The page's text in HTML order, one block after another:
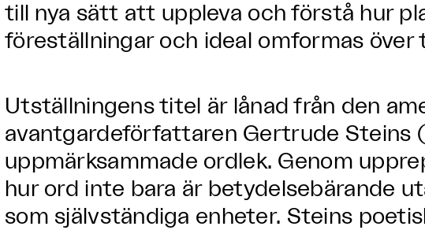
till nya sätt att uppleva och förstå hur
föreställningar och ideal omformas över
Utställningens titel är lånad från den
avantgardeförfattaren Gertrude Steins
uppmärksammade ordlek. Genom
hur ord inte bara är betydelsebärande
som självständiga enheter. Steins